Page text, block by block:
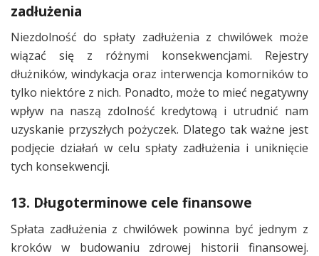
zadłużenia
Niezdolność do spłaty zadłużenia z chwilówek może
wiązać się z różnymi konsekwencjami. Rejestry
dłużników, windykacja oraz interwencja komorników to
tylko niektóre z nich. Ponadto, może to mieć negatywny
wpływ na naszą zdolność kredytową i utrudnić nam
uzyskanie przyszłych pożyczek. Dlatego tak ważne jest
podjęcie działań w celu spłaty zadłużenia i uniknięcie
tych konsekwencji.
13. Długoterminowe cele finansowe
Spłata zadłużenia z chwilówek powinna być jednym z
kroków w budowaniu zdrowej historii finansowej.